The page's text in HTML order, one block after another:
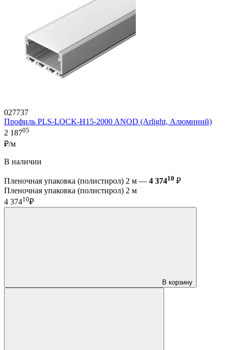
027737
Профиль PLS-LOCK-H15-2000 ANOD (Arlight, Алюминий)
2 18705
₽/м
В наличии
Пленочная упаковка (полистирол) 2 м — 4 37410 ₽
Пленочная упаковка (полистирол) 2 м
4 37410₽
В корзину